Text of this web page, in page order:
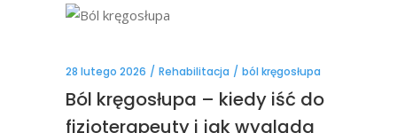
28 lutego 2026 Rehabilitacja ból kręgosłupa
Ból kręgosłupa – kiedy iść do
fizjoterapeuty i jak wygląda